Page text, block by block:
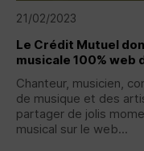
21/02/2023
Le Crédit Mutuel
musicale 100% web
Chanteur, musicien,
de musique et des
partager de jolis
musical sur le web...